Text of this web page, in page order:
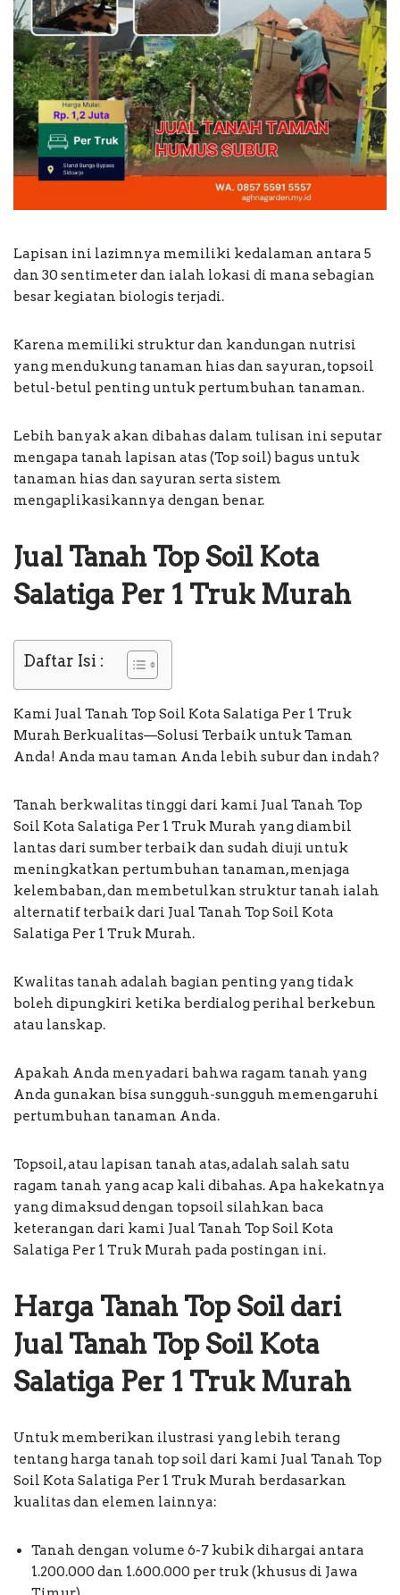
Lapisan ini lazimnya memiliki kedalaman antara 5
dan 30 sentimeter dan ialah lokasi di mana sebagian
besar kegiatan biologis terjadi.
Karena memiliki struktur dan kandungan nutrisi
yang mendukung tanaman hias dan sayuran, topsoil
betul-betul penting untuk pertumbuhan tanaman.
Lebih banyak akan dibahas dalam tulisan ini seputar
mengapa tanah lapisan atas (Top soil) bagus untuk
tanaman hias dan sayuran serta sistem
mengaplikasikannya dengan benar.
Jual Tanah Top Soil Kota
Salatiga Per 1 Truk Murah
Daftar Isi :
Kami Jual Tanah Top Soil Kota Salatiga Per 1 Truk
Murah Berkualitas—Solusi Terbaik untuk Taman
Anda! Anda mau taman Anda lebih subur dan indah?
Tanah berkwalitas tinggi dari kami Jual Tanah Top
Soil Kota Salatiga Per 1 Truk Murah yang diambil
lantas dari sumber terbaik dan sudah diuji untuk
meningkatkan pertumbuhan tanaman, menjaga
kelembaban, dan membetulkan struktur tanah ialah
alternatif terbaik dari Jual Tanah Top Soil Kota
Salatiga Per 1 Truk Murah.
Kwalitas tanah adalah bagian penting yang tidak
boleh dipungkiri ketika berdialog perihal berkebun
atau lanskap.
Apakah Anda menyadari bahwa ragam tanah yang
Anda gunakan bisa sungguh-sungguh memengaruhi
pertumbuhan tanaman Anda.
Topsoil, atau lapisan tanah atas, adalah salah satu
ragam tanah yang acap kali dibahas. Apa hakekatnya
yang dimaksud dengan topsoil silahkan baca
keterangan dari kami Jual Tanah Top Soil Kota
Salatiga Per 1 Truk Murah pada postingan ini.
Harga Tanah Top Soil dari
Jual Tanah Top Soil Kota
Salatiga Per 1 Truk Murah
Untuk memberikan ilustrasi yang lebih terang
tentang harga tanah top soil dari kami Jual Tanah Top
Soil Kota Salatiga Per 1 Truk Murah berdasarkan
kualitas dan elemen lainnya:
Tanah dengan volume 6-7 kubik dihargai antara
1.200.000 dan 1.600.000 per truk (khusus di Jawa